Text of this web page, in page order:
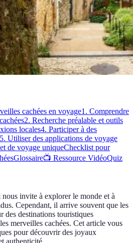
cachées en voyage1. Comprendre
2. Recherche préalable et outils
locales4. Participer à des
5. Utiliser des applications de voyage
de voyage uniqueChecklist pour
Glossaire📺 Ressource VidéoQuiz
invite à explorer le monde et à
Cependant, il arrive souvent que les
des destinations touristiques
merveilles cachées. Cet article vous
pour découvrir des joyaux